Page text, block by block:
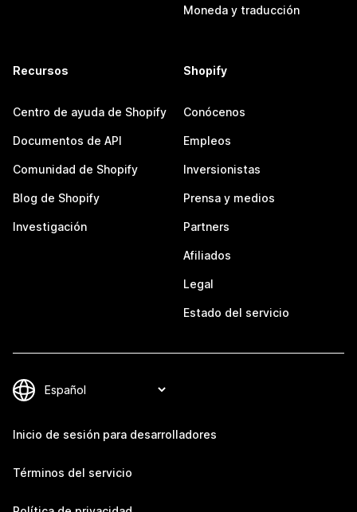
Moneda y traducción
Recursos
Centro de ayuda de Shopify
Documentos de API
Comunidad de Shopify
Blog de Shopify
Investigación
Shopify
Conócenos
Empleos
Inversionistas
Prensa y medios
Partners
Afiliados
Legal
Estado del servicio
Inicio de sesión para desarrolladores
Términos del servicio